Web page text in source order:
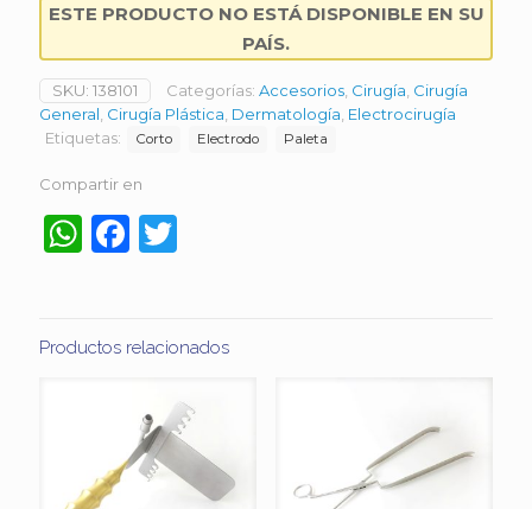
ESTE PRODUCTO NO ESTÁ DISPONIBLE EN SU
PAÍS.
SKU: 138101 Categorías: Accesorios Cirugía Cirugía
General Cirugía Plástica Dermatología Electrocirugía
Etiquetas:
Corto Electrodo Paleta
Compartir en
WhatsApp
Facebook
Productos relacionados